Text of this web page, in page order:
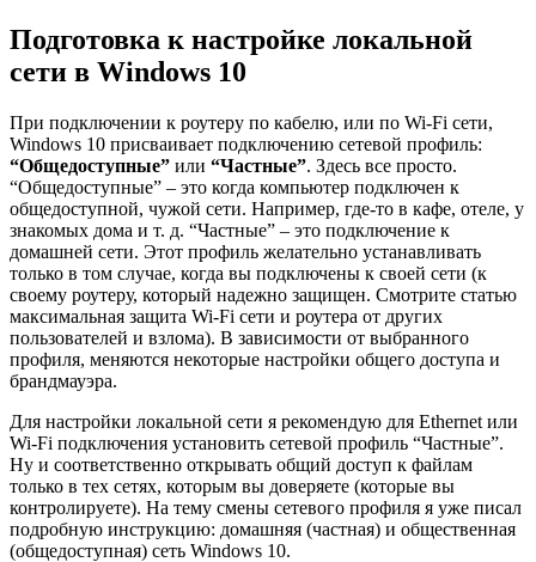
Подготовка к настройке локальной
сети в Windows 10
При подключении к роутеру по кабелю, или по Wi-Fi сети,
Windows 10 присваивает подключению сетевой профиль:
“Общедоступные” или “Частные”. Здесь все просто.
“Общедоступные” – это когда компьютер подключен к
общедоступной, чужой сети. Например, где-то в кафе, отеле, у
знакомых дома и т. д. “Частные” – это подключение к
домашней сети. Этот профиль желательно устанавливать
только в том случае, когда вы подключены к своей сети (к
своему роутеру, который надежно защищен. Смотрите статью
максимальная защита Wi-Fi сети и роутера от других
пользователей и взлома). В зависимости от выбранного
профиля, меняются некоторые настройки общего доступа и
брандмауэра.
Для настройки локальной сети я рекомендую для Ethernet или
Wi-Fi подключения установить сетевой профиль “Частные”.
Ну и соответственно открывать общий доступ к файлам
только в тех сетях, которым вы доверяете (которые вы
контролируете). На тему смены сетевого профиля я уже писал
подробную инструкцию: домашняя (частная) и общественная
(общедоступная) сеть Windows 10.